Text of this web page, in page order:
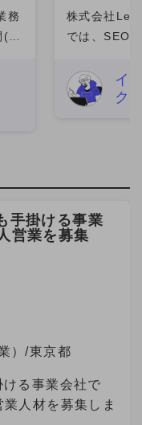
務
仕
く
株式会社
では、SEO
ら分析改善
た。特に、
イ
ク
手掛ける事業
営業を募集
）/東京都
る事業会社で
人材を募集しま